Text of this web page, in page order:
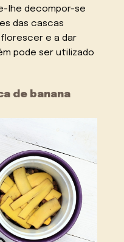
lhe decompor-se
das cascas
e a dar
pode ser utilizado
de banana